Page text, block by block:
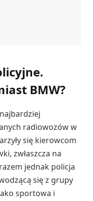
BMW?
radiowozów w
się kierowcom
zwłaszcza na
jednak policja
się z grupy
sportowa i